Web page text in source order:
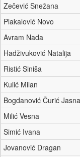
Zečević Snežana
Plakalović Novo
Avram Nada
Hadživuković Natalija
Ristić Siniša
Kulić Milan
Bogdanović Čurić Jasna
Milić Vesna
Simić Ivana
Jovanović Dragan